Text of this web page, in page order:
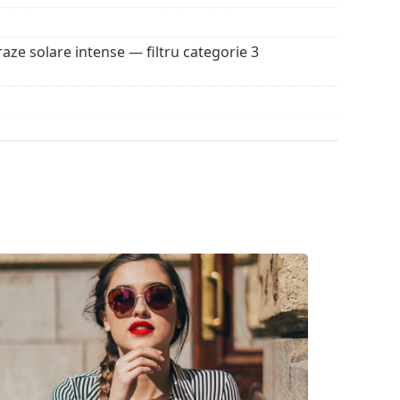
tocului și designul acestuia pot varia.
ochelarilor de soare. Este posibil ca unele
solare intense — filtru categorie 3